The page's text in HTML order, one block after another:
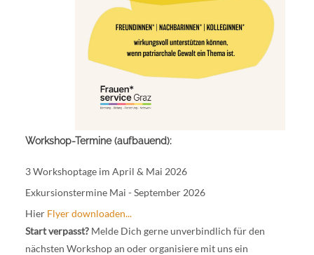
Workshop-Termine (aufbauend):
3 Workshoptage im April & Mai 2026
Exkursionstermine Mai - September 2026
Hier Flyer downloaden...
Start verpasst? Melde Dich gerne unverbindlich für den
nächsten Workshop an oder organisiere mit uns ein